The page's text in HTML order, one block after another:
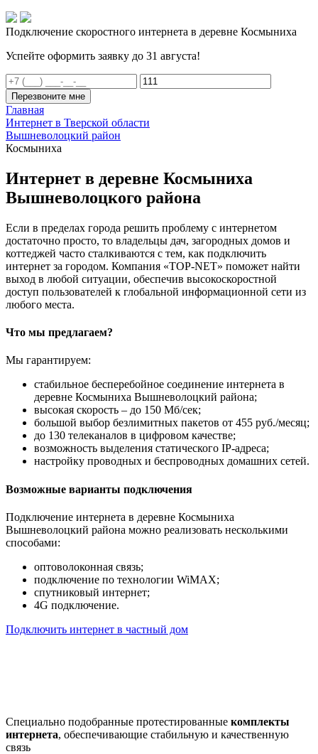
Подключение скоростного интернета в деревне Космыниха
Успейте оформить заявку до 31 августа!
Перезвоните мне
Главная
Интернет в Тверской области
Вышневолоцкий район
Космыниха
Интернет в деревне Космыниха
Вышневолоцкого района
Если в пределах города решить проблему с интернетом
достаточно просто, то владельцы дач, загородных домов и
коттеджей часто сталкиваются с тем, как подключить
интернет за городом. Компания «TOP-NET» поможет найти
выход в любой ситуации, обеспечив высокоскоростной
доступ пользователей к глобальной информационной сети из
любого места.
Что мы предлагаем?
Мы гарантируем:
стабильное бесперебойное соединение интернета в
деревне Космыниха Вышневолоцкий района;
высокая скорость – до 150 Мб/сек;
большой выбор безлимитных пакетов от 455 руб./месяц;
до 130 телеканалов в цифровом качестве;
возможность выделения статического IP-адреса;
настройку проводных и беспроводных домашних сетей.
Возможные варианты подключения
Подключение интернета в деревне Космыниха
Вышневолоцкий района можно реализовать несколькими
способами:
оптоволоконная связь;
подключение по технологии WiMAX;
спутниковый интернет;
4G подключение.
Подключить интернет в частный дом
Специально подобранные протестированные комплекты
интернета, обеспечивающие стабильную и качественную
связь